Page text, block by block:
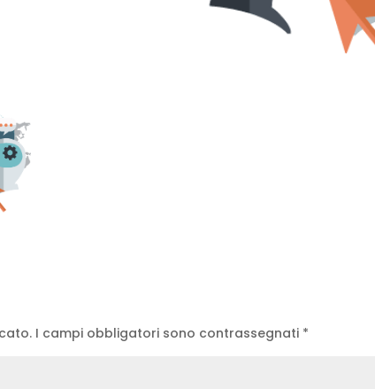
I campi obbligatori sono contrassegnati *